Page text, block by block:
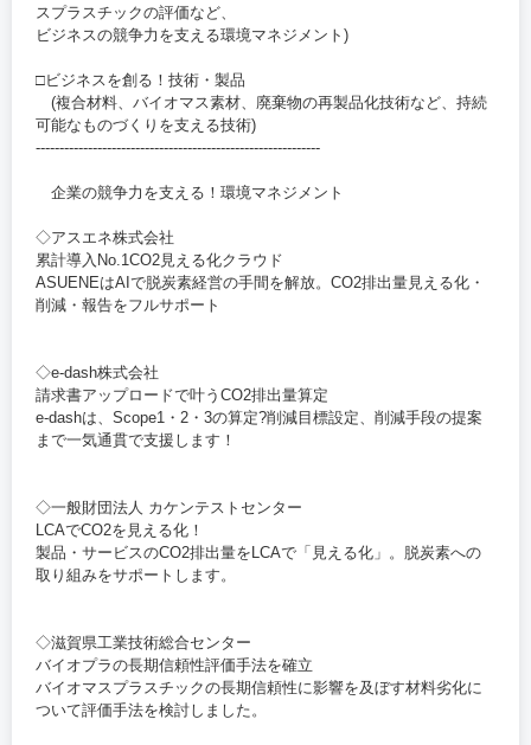
スプラスチックの評価など、
ビジネスの競争力を支える環境マネジメント)
□ビジネスを創る！技術・製品
(複合材料、バイオマス素材、廃棄物の再製品化技術など、持続
可能なものづくりを支える技術)
------------------------------------------------------------
企業の競争力を支える！環境マネジメント
◇アスエネ株式会社
累計導入No.1CO2見える化クラウド
ASUENEはAIで脱炭素経営の手間を解放。CO2排出量見える化・
削減・報告をフルサポート
◇e-dash株式会社
請求書アップロードで叶うCO2排出量算定
e-dashは、Scope1・2・3の算定?削減目標設定、削減手段の提案
まで一気通貫で支援します！
◇一般財団法人 カケンテストセンター
LCAでCO2を見える化！
製品・サービスのCO2排出量をLCAで「見える化」。脱炭素への
取り組みをサポートします。
◇滋賀県工業技術総合センター
バイオプラの長期信頼性評価手法を確立
バイオマスプラスチックの長期信頼性に影響を及ぼす材料劣化に
ついて評価手法を検討しました。